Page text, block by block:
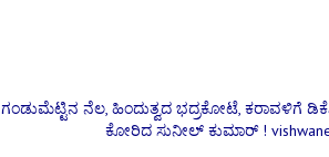
ಗಂಡುಮೆಟ್ಟಿನ ನೆಲ, ಹಿಂದುತ್ವದ ಭದ್ರಕೋಟೆ, ಕರಾವಳಿಗೆ
ಕೋರಿದ ಸುನೀಲ್ ಕುಮಾರ್ !